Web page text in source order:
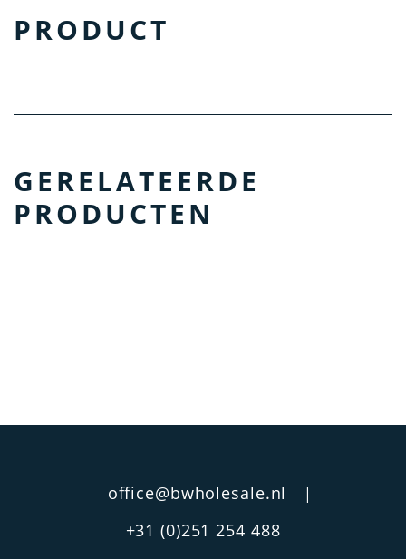
PRODUCT
GERELATEERDE
PRODUCTEN
office@bwholesale.nl |
+31 (0)251 254 488